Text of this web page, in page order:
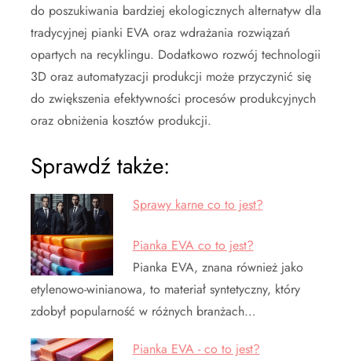
do poszukiwania bardziej ekologicznych alternatyw dla
tradycyjnej pianki EVA oraz wdrażania rozwiązań
opartych na recyklingu. Dodatkowo rozwój technologii
3D oraz automatyzacji produkcji może przyczynić się
do zwiększenia efektywności procesów produkcyjnych
oraz obniżenia kosztów produkcji.
Sprawdź także:
Sprawy karne co to jest?
Pianka EVA co to jest?
Pianka EVA, znana również jako
etylenowo-winianowa, to materiał syntetyczny, który
zdobył popularność w różnych branżach…
Pianka EVA - co to jest?